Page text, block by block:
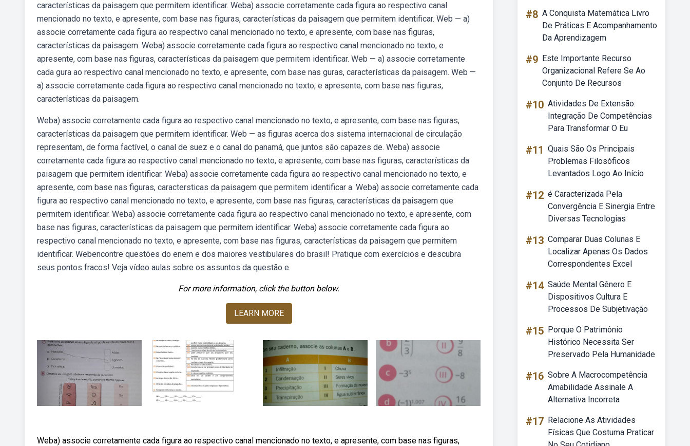
características da paisagem que permitem identificar. Weba) associe corretamente cada figura ao respectivo canal
mencionado no texto, e apresente, com base nas figuras, características da paisagem que permitem identificar. Web — a)
associe corretamente cada figura ao respectivo canal mencionado no texto, e apresente, com base nas figuras,
características da paisagem. Weba) associe corretamente cada figura ao respectivo canal mencionado no texto, e
apresente, com base nas figuras, características da paisagem que permitem identificar. Web — a) associe corretamente
cada gura ao respectivo canal mencionado no texto, e apresente, com base nas guras, características da paisagem. Web —
a) associe corretamente cada figura ao respectivo canal mencionado no texto, e apresente, com base nas figuras,
características da paisagem.
Weba) associe corretamente cada figura ao respectivo canal mencionado no texto, e apresente, com base nas figuras,
características da paisagem que permitem identificar. Web — as figuras acerca dos sistema internacional de circulação
representam, de forma factível, o canal de suez e o canal do panamá, que juntos são capazes de. Weba) associe
corretamente cada figura ao respectivo canal mencionado no texto, e apresente, com base nas figuras, características da
paisagem que permitem identificar. Weba) associe corretamente cada figura ao respectivo canal mencionado no texto, e
apresente, com base nas figuras, caractersticas da paisagem que permitem identificar a. Weba) associe corretamente cada
figura ao respectivo canal mencionado no texto, e apresente, com base nas figuras, características da paisagem que
permitem identificar. Weba) associe corretamente cada figura ao respectivo canal mencionado no texto, e apresente, com
base nas figuras, características da paisagem que permitem identificar. Weba) associe corretamente cada figura ao
respectivo canal mencionado no texto, e apresente, com base nas figuras, características da paisagem que permitem
identificar. Webencontre questões do enem e dos maiores vestibulares do brasil! Pratique com exercícios e descubra
seus pontos fracos! Veja vídeo aulas sobre os assuntos da questão e.
For more information, click the button below.
LEARN MORE
Weba) associe corretamente cada figura ao respectivo canal mencionado no texto, e apresente, com base nas figuras,
#8 A Conquista Matemática Livro
De Práticas E Acompanhamento
Da Aprendizagem
#9 Este Importante Recurso
Organizacional Refere Se Ao
Conjunto De Recursos
#10 Atividades De Extensão:
Integração De Competências
Para Transformar O Eu
#11 Quais São Os Principais
Problemas Filosóficos
Levantados Logo Ao Início
#12 é Caracterizada Pela
Convergência E Sinergia Entre
Diversas Tecnologias
#13 Comparar Duas Colunas E
Localizar Apenas Os Dados
Correspondentes Excel
#14 Saúde Mental Gênero E
Dispositivos Cultura E
Processos De Subjetivação
#15 Porque O Patrimônio
Histórico Necessita Ser
Preservado Pela Humanidade
#16 Sobre A Macrocompetência
Amabilidade Assinale A
Alternativa Incorreta
#17 Relacione As Atividades
Físicas Que Costuma Praticar